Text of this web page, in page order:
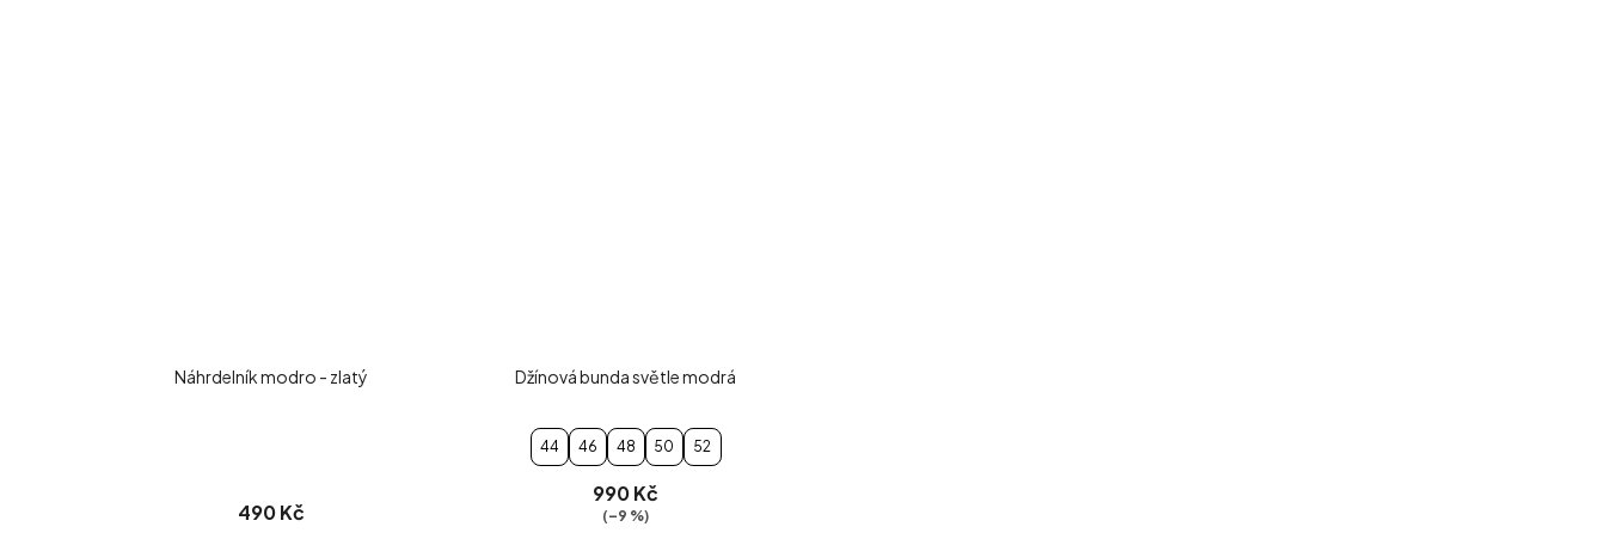
Náhrdelník modro - zlatý
490 Kč
Džínová bunda světle modrá
44 46 48 50 52
990 Kč
(–9 %)